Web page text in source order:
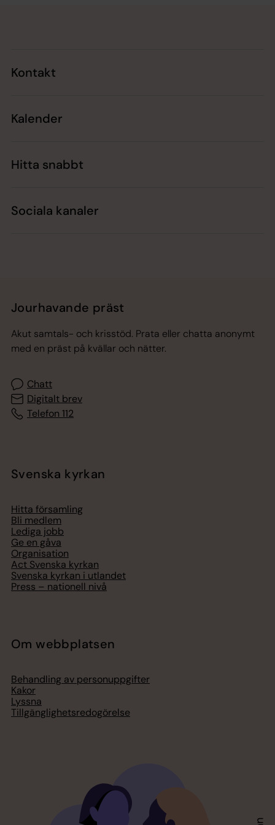
Kontakt
Kalender
Hitta snabbt
Sociala kanaler
Jourhavande präst
Akut samtals- och krisstöd. Prata eller chatta anonymt
med en präst på kvällar och nätter.
Chatt
Digitalt brev
Telefon 112
Svenska kyrkan
Hitta församling
Bli medlem
Lediga jobb
Ge en gåva
Organisation
Act Svenska kyrkan
Svenska kyrkan i utlandet
Press – nationell nivå
Om webbplatsen
Behandling av personuppgifter
Kakor
Lyssna
Tillgänglighetsredogörelse